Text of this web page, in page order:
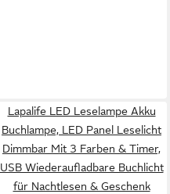
Lapalife LED Leselampe Akku
Buchlampe, LED Panel Leselicht
Dimmbar Mit 3 Farben & Timer,
USB Wiederaufladbare Buchlicht
für Nachtlesen & Geschenk